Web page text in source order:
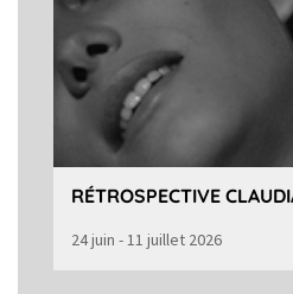
RÉTROSPECTIVE
24 juin - 11 juillet 2026